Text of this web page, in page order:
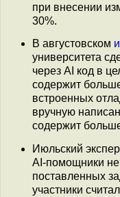
при внесении
30%.
В августовском
университета
через AI код в
содержит
встроенных
вручную
содержит
Июльский
AI-помощники
поставленных
участники